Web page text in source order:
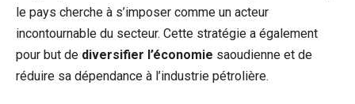
le pays cherche à s’imposer comme un acteur
incontournable du secteur. Cette stratégie a également
pour but de diversifier l’économie saoudienne et de
réduire sa dépendance à l’industrie pétrolière.